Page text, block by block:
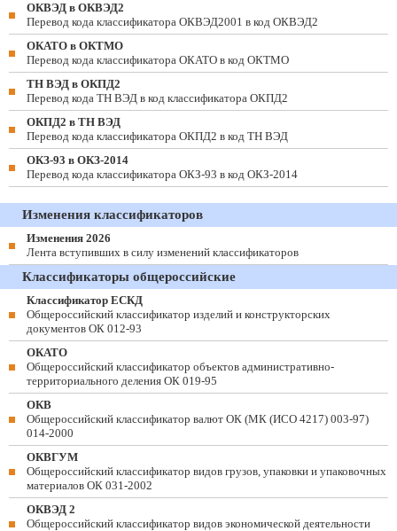
ОКВЭД в ОКВЭД2
Перевод кода классификатора ОКВЭД2001 в код ОКВЭД2
ОКАТО в ОКТМО
Перевод кода классификатора ОКАТО в код ОКТМО
ТН ВЭД в ОКПД2
Перевод кода ТН ВЭД в код классификатора ОКПД2
ОКПД2 в ТН ВЭД
Перевод кода классификатора ОКПД2 в код ТН ВЭД
ОКЗ-93 в ОКЗ-2014
Перевод кода классификатора ОКЗ-93 в код ОКЗ-2014
Изменения классификаторов
Изменения 2026
Лента вступивших в силу изменений классификаторов
Классификаторы общероссийские
Классификатор ЕСКД
Общероссийский классификатор изделий и конструкторских
документов ОК 012-93
ОКАТО
Общероссийский классификатор объектов административно-
территориального деления ОК 019-95
ОКВ
Общероссийский классификатор валют ОК (МК (ИСО 4217) 003-97)
014-2000
ОКВГУМ
Общероссийский классификатор видов грузов, упаковки и упаковочных
материалов ОК 031-2002
ОКВЭД 2
Общероссийский классификатор видов экономической деятельности